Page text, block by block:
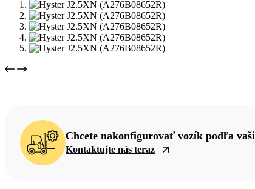
Chcete nakonfigurovať vozík podľa
Kontaktujte nás teraz